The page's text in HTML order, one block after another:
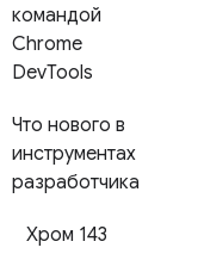
командой
Chrome
DevTools
Что нового в
инструментах
разработчика
Хром 143